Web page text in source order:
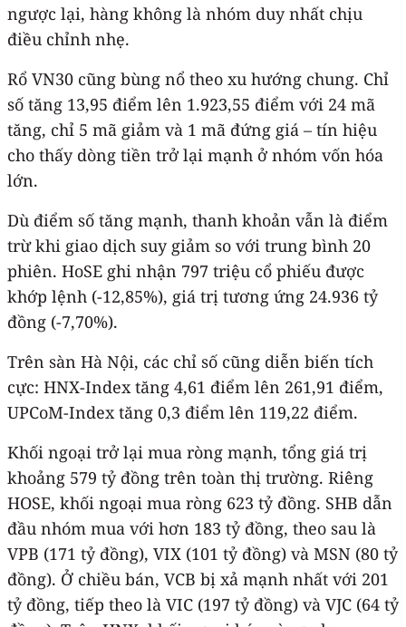
ngược lại, hàng không là nhóm duy nhất chịu
điều chỉnh nhẹ.
Rổ VN30 cũng bùng nổ theo xu hướng chung. Chỉ
số tăng 13,95 điểm lên 1.923,55 điểm với 24 mã
tăng, chỉ 5 mã giảm và 1 mã đứng giá – tín hiệu
cho thấy dòng tiền trở lại mạnh ở nhóm vốn hóa
lớn.
Dù điểm số tăng mạnh, thanh khoản vẫn là điểm
trừ khi giao dịch suy giảm so với trung bình 20
phiên. HoSE ghi nhận 797 triệu cổ phiếu được
khớp lệnh (-12,85%), giá trị tương ứng 24.936 tỷ
đồng (-7,70%).
Trên sàn Hà Nội, các chỉ số cũng diễn biến tích
cực: HNX-Index tăng 4,61 điểm lên 261,91 điểm,
UPCoM-Index tăng 0,3 điểm lên 119,22 điểm.
Khối ngoại trở lại mua ròng mạnh, tổng giá trị
khoảng 579 tỷ đồng trên toàn thị trường. Riêng
HOSE, khối ngoại mua ròng 623 tỷ đồng. SHB dẫn
đầu nhóm mua với hơn 183 tỷ đồng, theo sau là
VPB (171 tỷ đồng), VIX (101 tỷ đồng) và MSN (80 tỷ
đồng). Ở chiều bán, VCB bị xả mạnh nhất với 201
tỷ đồng, tiếp theo là VIC (197 tỷ đồng) và VJC (64 tỷ